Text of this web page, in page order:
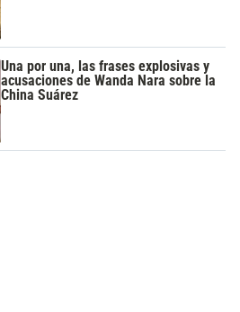
Una por una, las frases explosivas y
acusaciones de Wanda Nara sobre la
China Suárez